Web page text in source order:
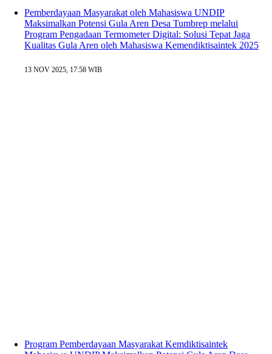
Pemberdayaan Masyarakat oleh Mahasiswa UNDIP
Maksimalkan Potensi Gula Aren Desa Tumbrep melalui
Program Pengadaan Termometer Digital: Solusi Tepat Jaga
Kualitas Gula Aren oleh Mahasiswa Kemendiktisaintek 2025
13 NOV 2025, 17:58 WIB
Program Pemberdayaan Masyarakat Kemdiktisaintek